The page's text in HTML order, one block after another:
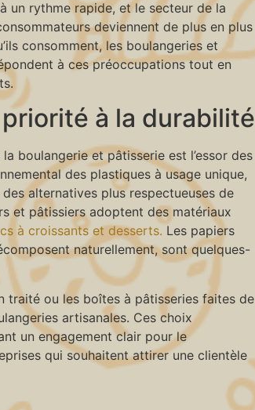
un rythme rapide, et le secteur de la
deviennent de plus en plus
consomment, les boulangeries et
à ces préoccupations tout en
à la durabilité
boulangerie et pâtisserie est l’essor des
des plastiques à usage unique,
alternatives plus respectueuses de
et pâtissiers adoptent des matériaux
à croissants et desserts. Les papiers
naturellement, sont quelques-
traité ou les boîtes à pâtisseries faites de
artisanales. Ces choix
un engagement clair pour le
qui souhaitent attirer une clientèle